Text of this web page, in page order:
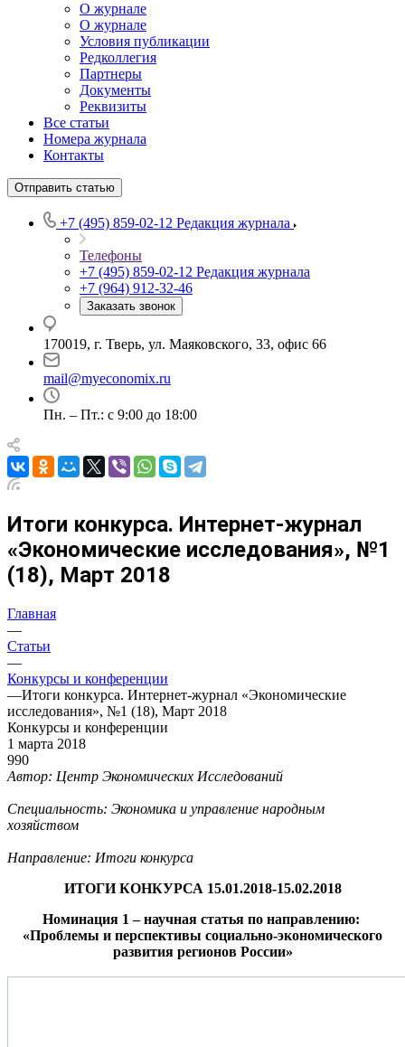
О журнале
О журнале
Условия публикации
Редколлегия
Партнеры
Документы
Реквизиты
Все статьи
Номера журнала
Контакты
Отправить статью
+7 (495) 859-02-12 Редакция журнала
Телефоны
+7 (495) 859-02-12 Редакция журнала
+7 (964) 912-32-46
Заказать звонок
170019, г. Тверь, ул. Маяковского, 33, офис 66
mail@myeconomix.ru
Пн. – Пт.: с 9:00 до 18:00
Итоги конкурса. Интернет-журнал
«Экономические исследования», №1
(18), Март 2018
Главная
—
Статьи
—
Конкурсы и конференции
—Итоги конкурса. Интернет-журнал «Экономические
исследования», №1 (18), Март 2018
Конкурсы и конференции
1 марта 2018
990
Автор: Центр Экономических Исследований
Специальность: Экономика и управление народным
хозяйством
Направление: Итоги конкурса
ИТОГИ КОНКУРСА 15.01.2018-15.02.2018
Номинация 1 – научная статья по направлению:
«Проблемы и перспективы социально-экономического
развития регионов России»